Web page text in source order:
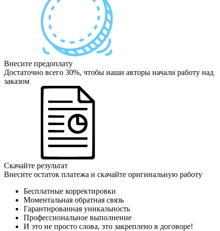
Внесите предоплату
Достаточно всего 30%, чтобы наши авторы начали работу над
заказом
Скачайте результат
Внесите остаток платежа и скачайте оригинальную работу
Бесплатные корректировки
Моментальная обратная связь
Гарантированная уникальность
Профессиональное выполнение
И это не просто слова, это закреплено в договоре!